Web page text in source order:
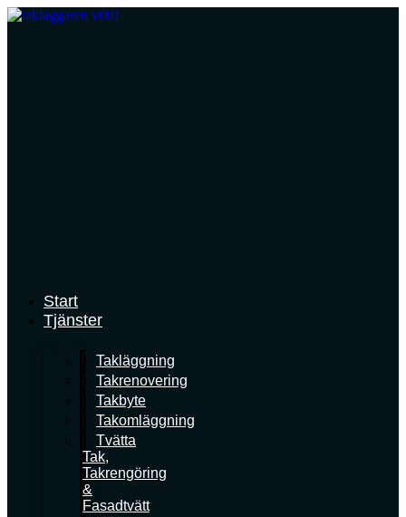
Skip
Start
Tjänster
Takläggning
Takrenovering
Takbyte
Takomläggning
Tvätta
Tak,
Takrengöring
&
Fasadtvätt